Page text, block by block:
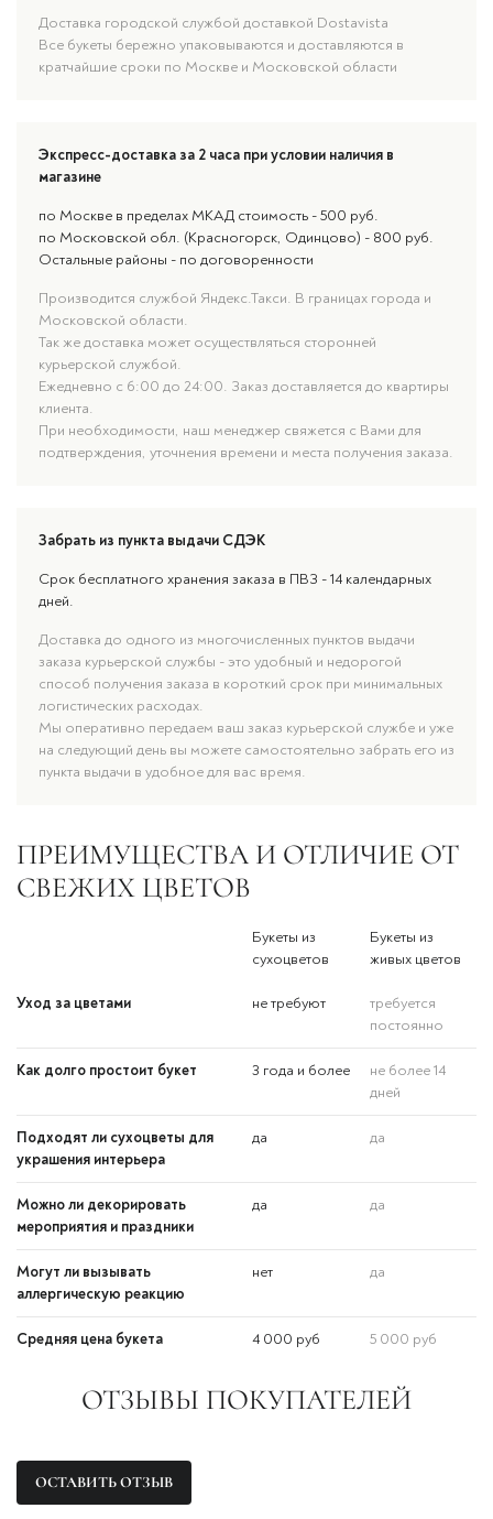
Доставка городской службой доставкой Dostavista
Все букеты бережно упаковываются и доставляются в
кратчайшие сроки по Москве и Московской области
Экспресс-доставка за 2 часа при условии наличия в
магазине
по Москве в пределах МКАД стоимость - 500 руб.
по Московской обл. (Красногорск, Одинцово) - 800 руб.
Остальные районы - по договоренности
Производится службой Яндекс.Такси. В границах города и
Московской области.
Так же доставка может осуществляться сторонней
курьерской службой.
Ежедневно с 6:00 до 24:00. Заказ доставляется до квартиры
клиента.
При необходимости, наш менеджер свяжется с Вами для
подтверждения, уточнения времени и места получения заказа.
Забрать из пункта выдачи СДЭК
Срок бесплатного хранения заказа в ПВЗ - 14 календарных
дней.
Доставка до одного из многочисленных пунктов выдачи
заказа курьерской службы - это удобный и недорогой
способ получения заказа в короткий срок при минимальных
логистических расходах.
Мы оперативно передаем ваш заказ курьерской службе и уже
на следующий день вы можете самостоятельно забрать его из
пункта выдачи в удобное для вас время.
ПРЕИМУЩЕСТВА И ОТЛИЧИЕ ОТ
СВЕЖИХ ЦВЕТОВ
Букеты из
сухоцветов
Букеты из
живых цветов
Уход за цветами не требуют
требуется
постоянно
Как долго простоит букет 3 года и более
не более 14
дней
Подходят ли сухоцветы для
украшения интерьера
да да
Можно ли декорировать
мероприятия и праздники
да да
Могут ли вызывать
аллергическую реакцию
нет да
Средняя цена букета 4 000 руб 5 000 руб
ОТЗЫВЫ ПОКУПАТЕЛЕЙ
ОСТАВИТЬ ОТЗЫВ